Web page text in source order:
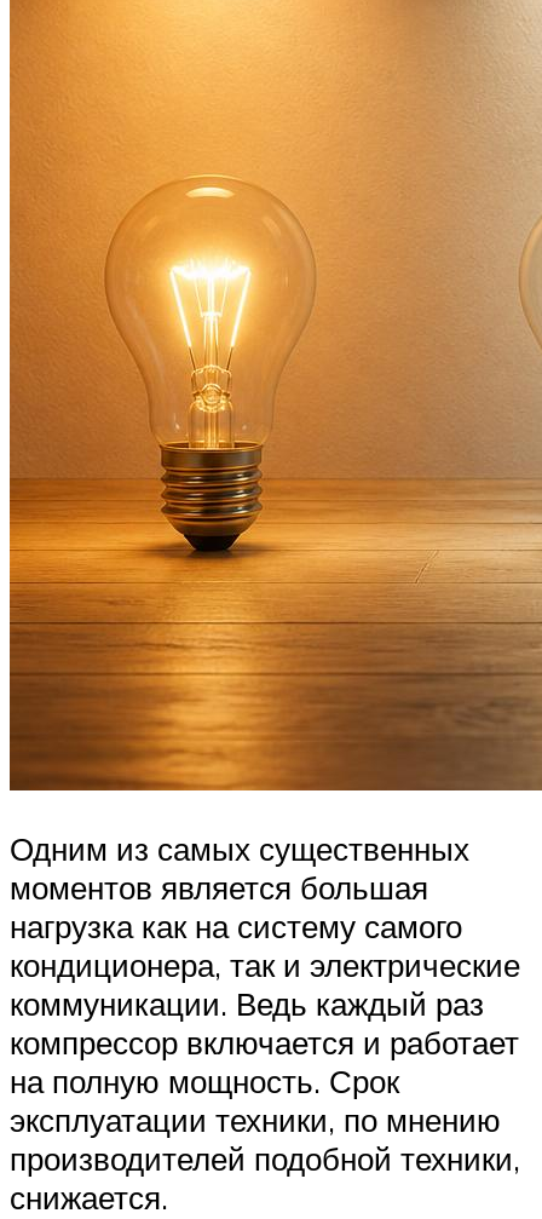
Одним из самых существенных
моментов является большая
нагрузка как на систему самого
кондиционера, так и электрические
коммуникации. Ведь каждый раз
компрессор включается и работает
на полную мощность. Срок
эксплуатации техники, по мнению
производителей подобной техники,
снижается.